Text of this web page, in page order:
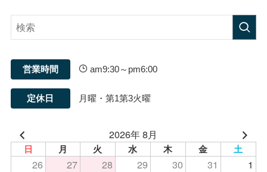
営業時間 am9:30～pm6:00
定休日 月曜・第1第3火曜
2026年 8月
日 月 火 水 木 金 土
26 27 28 29 30 31
1